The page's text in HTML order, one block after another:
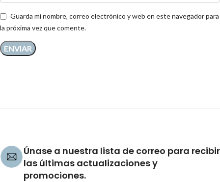
Guarda mi nombre, correo electrónico y web en este navegador para
la próxima vez que comente.
Únase a nuestra lista de correo para recibir
las últimas actualizaciones y
promociones.